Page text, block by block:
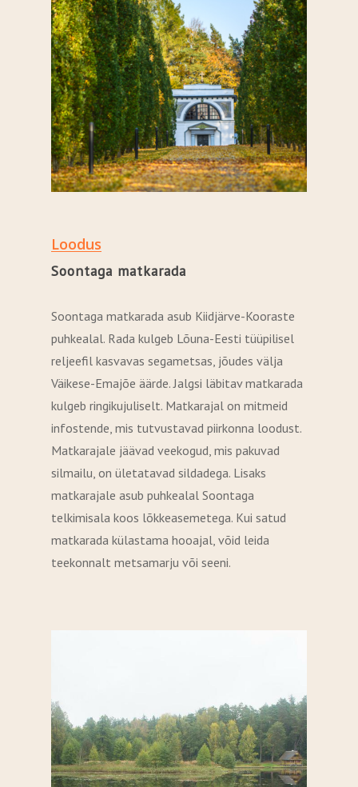
Loodus
Soontaga matkarada
Soontaga matkarada asub Kiidjärve-Kooraste
puhkealal. Rada kulgeb Lõuna-Eesti tüüpilisel
reljeefil kasvavas segametsas, jõudes välja
Väikese-Emajõe äärde. Jalgsi läbitav matkarada
kulgeb ringikujuliselt. Matkarajal on mitmeid
infostende, mis tutvustavad piirkonna loodust.
Matkarajale jäävad veekogud, mis pakuvad
silmailu, on ületatavad sildadega. Lisaks
matkarajale asub puhkealal Soontaga
telkimisala koos lõkkeasemetega. Kui satud
matkarada külastama hooajal, võid leida
teekonnalt metsamarju või seeni.